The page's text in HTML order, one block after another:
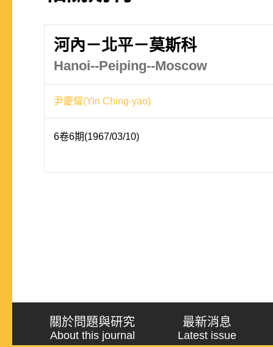
河內－北平－莫斯科
Hanoi--Peiping--Moscow
尹慶耀(Yin Ching-yao)
6卷6期(1967/03/10)
關於問題與研究
About this journal
最新消息
Latest issue